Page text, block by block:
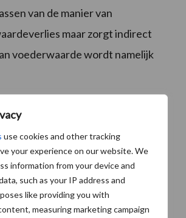
use cookies and other tracking
your experience on our website. We
information from your device and
such as your IP address and
like providing you with
measuring marketing campaign
van de manier van
maar zorgt indirect
voederwaarde wordt namelijk